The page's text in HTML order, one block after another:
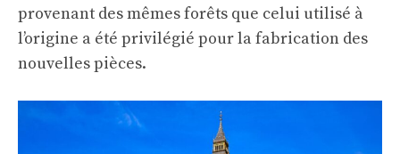
provenant des mêmes forêts que celui utilisé à
l’origine a été privilégié pour la fabrication des
nouvelles pièces.